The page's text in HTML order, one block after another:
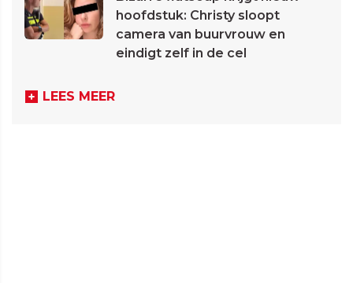
hoofdstuk: Christy sloopt
camera van buurvrouw en
eindigt zelf in de cel
LEES MEER